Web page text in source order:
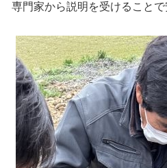
専門家から説明を受けること